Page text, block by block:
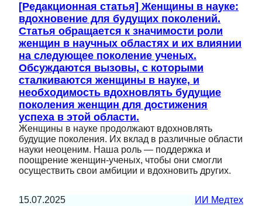
[Редакционная статья] Женщины в науке:
вдохновение для будущих поколений.
Статья обращается к значимости роли
женщин в научных областях и их влиянии
на следующее поколение ученых.
Обсуждаются вызовы, с которыми
сталкиваются женщины в науке, и
необходимость вдохновлять будущие
поколения женщин для достижения
успеха в этой области.
Женщины в науке продолжают вдохновлять
будущие поколения. Их вклад в различные области
науки неоценим. Наша роль — поддержка и
поощрение женщин-ученых, чтобы они смогли
осуществить свои амбиции и вдохновить других.
15.07.2025 ИИ Медтех